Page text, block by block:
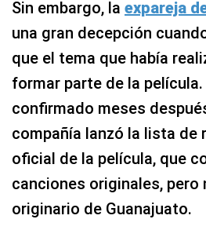
Sin embargo, la expareja
una gran decepción
que el tema que había
formar parte de la
confirmado meses
compañía lanzó la lista de
oficial de la película, que
canciones originales, pero
originario de Guanajuato.